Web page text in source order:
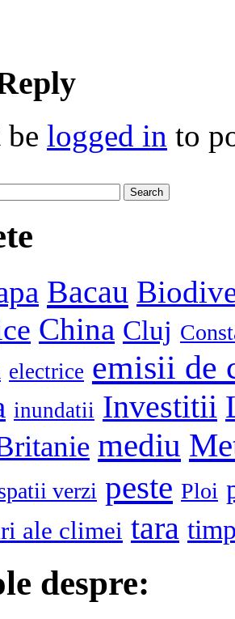
logged in to
Bacau
China Cluj
electrice emisii de
inundatii Investitii
mediu
verzi peste Ploi
ale climei tara
despre: